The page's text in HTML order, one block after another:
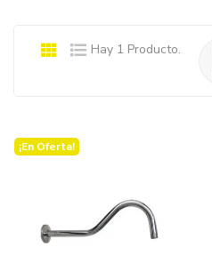
Hay 1 Producto.
¡En Oferta!